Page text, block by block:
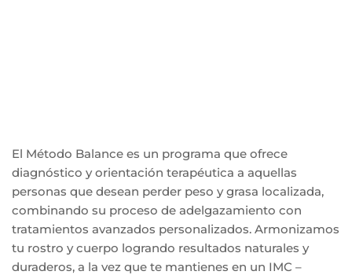
El Método Balance es un programa que ofrece
diagnóstico y orientación terapéutica a aquellas
personas que desean perder peso y grasa localizada,
combinando su proceso de adelgazamiento con
tratamientos avanzados personalizados. Armonizamos
tu rostro y cuerpo logrando resultados naturales y
duraderos, a la vez que te mantienes en un IMC –